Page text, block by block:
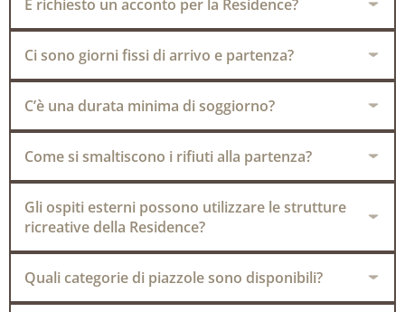
È richiesto un acconto per la Residence?
Ci sono giorni fissi di arrivo e partenza?
C’è una durata minima di soggiorno?
Come si smaltiscono i rifiuti alla partenza?
Gli ospiti esterni possono utilizzare le strutture
ricreative della Residence?
Quali categorie di piazzole sono disponibili?